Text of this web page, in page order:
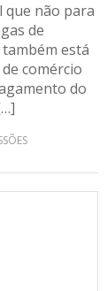
que não para
de
está
comércio
do